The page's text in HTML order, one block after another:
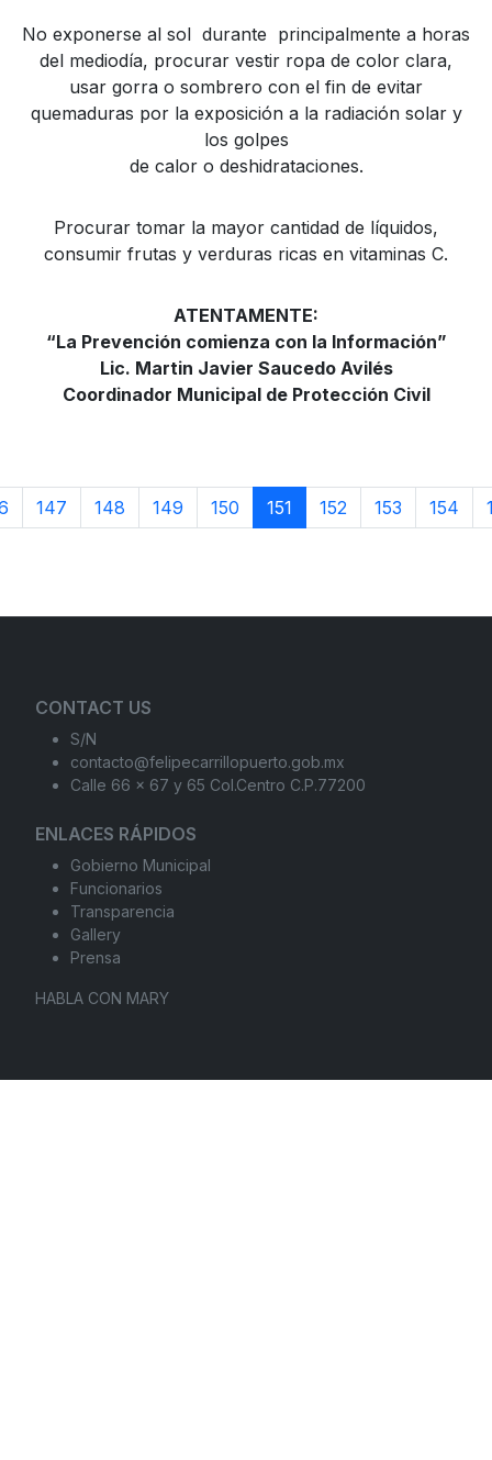
No exponerse al sol durante principalmente a horas
del mediodía, procurar vestir ropa de color clara,
usar gorra o sombrero con el fin de evitar
quemaduras por la exposición a la radiación solar y
los golpes
de calor o deshidrataciones.
Procurar tomar la mayor cantidad de líquidos,
consumir frutas y verduras ricas en vitaminas C.
ATENTAMENTE:
“La Prevención comienza con la Información”
Lic. Martin Javier Saucedo Avilés
Coordinador Municipal de Protección Civil
147 148 149 150 151 152 153 154
CONTACT US
S/N
contacto@felipecarrillopuerto.gob.mx
Calle 66 x 67 y 65 Col.Centro C.P.77200
ENLACES RÁPIDOS
Gobierno Municipal
Funcionarios
Transparencia
Gallery
Prensa
HABLA CON MARY